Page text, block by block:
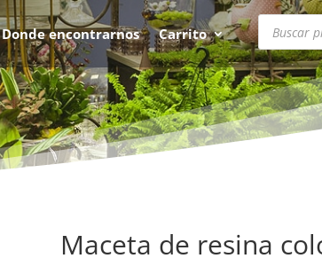
Donde encontrarnos Carrito
Búsqueda
de
productos
Maceta de resina